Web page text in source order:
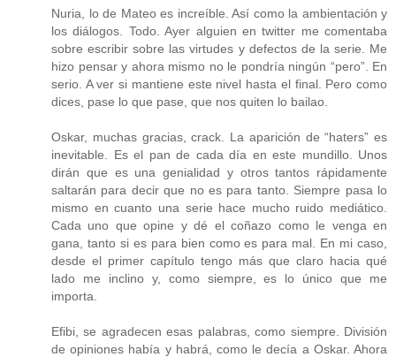
Nuria, lo de Mateo es increíble. Así como la ambientación y
los diálogos. Todo. Ayer alguien en twitter me comentaba
sobre escribir sobre las virtudes y defectos de la serie. Me
hizo pensar y ahora mismo no le pondría ningún “pero”. En
serio. A ver si mantiene este nivel hasta el final. Pero como
dices, pase lo que pase, que nos quiten lo bailao.
Oskar, muchas gracias, crack. La aparición de “haters” es
inevitable. Es el pan de cada día en este mundillo. Unos
dirán que es una genialidad y otros tantos rápidamente
saltarán para decir que no es para tanto. Siempre pasa lo
mismo en cuanto una serie hace mucho ruido mediático.
Cada uno que opine y dé el coñazo como le venga en
gana, tanto si es para bien como es para mal. En mi caso,
desde el primer capítulo tengo más que claro hacia qué
lado me inclino y, como siempre, es lo único que me
importa.
Efibi, se agradecen esas palabras, como siempre. División
de opiniones había y habrá, como le decía a Oskar. Ahora